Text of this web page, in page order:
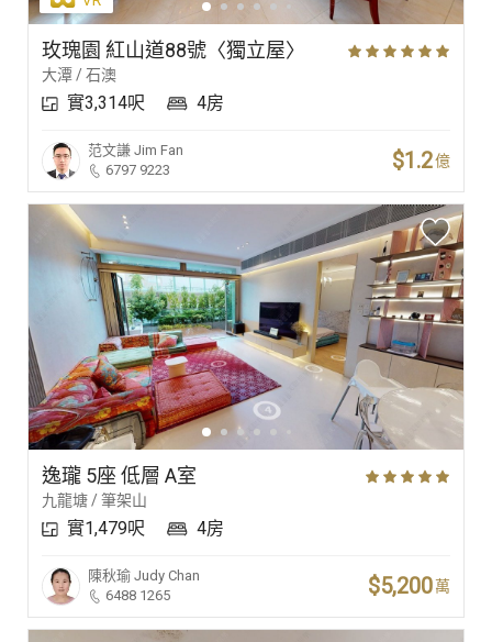
玫瑰園 紅山道88號〈獨立屋〉
大潭 / 石澳
實3,314呎 4房
范文謙 Jim Fan
6797 9223
$1.2億
逸瓏 5座 低層 A室
九龍塘 / 筆架山
實1,479呎 4房
陳秋瑜 Judy Chan
6488 1265
$5,200萬